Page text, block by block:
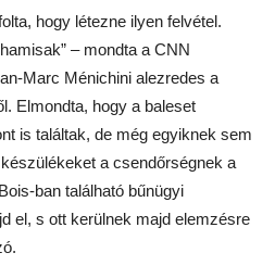
hogy létezne ilyen felvétel.
– mondta a CNN
Marc Ménichini alezredes a
Elmondta, hogy a baleset
is találtak, de még egyiknek sem
a csendőrségnek a
ban található bűnügyi
el, s ott kerülnek majd elemzésre